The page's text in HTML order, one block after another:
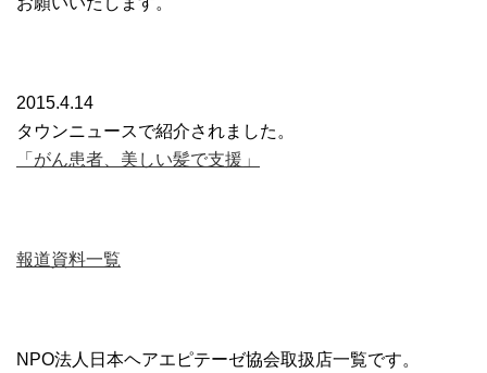
2015.4.14
タウンニュースで紹介されました。
「がん患者、美しい髪で支援」
報道資料一覧
NPO法人日本ヘアエピテーゼ協会取扱店一覧です。